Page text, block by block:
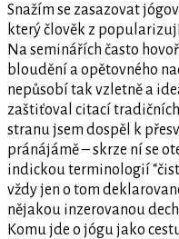
Snažím se zasazovat
který člověk z
Na seminářích často
bloudění a opětovného
nepůsobí tak vzletně a
zaštiťoval citací
stranu jsem dospěl k
pránájámě – skrze ní se
indickou terminologií
vždy jen o tom
nějakou inzerovanou
Komu jde o jógu jako